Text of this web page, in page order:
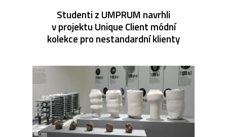
Studenti z UMPRUM navrhli
v projektu Unique Client módní
kolekce pro nestandardní klienty